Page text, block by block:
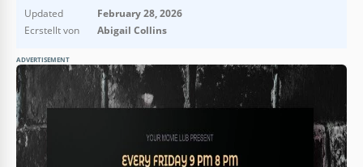
Updated
February 28, 2026
Ecrstellt von
Abigail Collins
ADVERTISEMENT